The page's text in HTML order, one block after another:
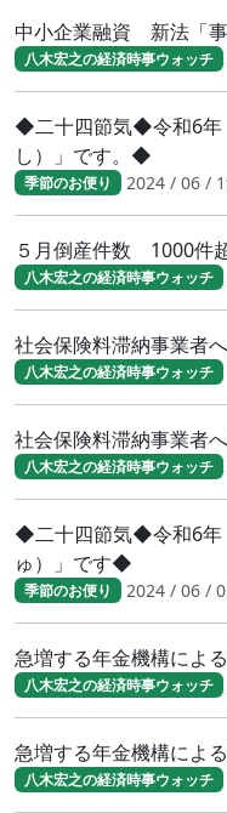
中小企業融資 新法「
八木宏之の経済時事ウォッチ
◆二十四節気◆令和6年
し）」です。◆
季節のお便り 2024 / 06 /
５月倒産件数 1000件
八木宏之の経済時事ウォッチ
社会保険料滞納事業者
八木宏之の経済時事ウォッチ
社会保険料滞納事業者
八木宏之の経済時事ウォッチ
◆二十四節気◆令和6年
ゅ）」です◆
季節のお便り 2024 / 06 /
急増する年金機構によ
八木宏之の経済時事ウォッチ
急増する年金機構によ
八木宏之の経済時事ウォッチ